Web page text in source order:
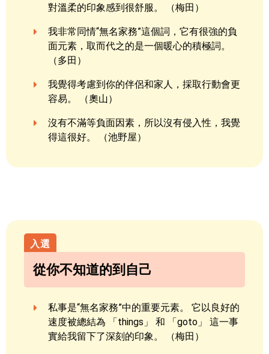
對溫柔的印象感到很舒服。 （梅田）
我非常同情“無名家務”這個詞，它有很強的負
面元素，取而代之的是一個暖心的積極詞。
（多田）
我覺得考慮到你的伴侶和家人，採取行動會更
容易。 （奧山）
沒有不滿等負面因素，所以沒有侵入性，我覺
得這很好。 （池野屋）
從你不知道的到自己
私事是“無名家務”中的重要元素。 它以良好的
速度被總結為 「things」 和 「goto」 這一事
實給我留下了深刻的印象。 （梅田）